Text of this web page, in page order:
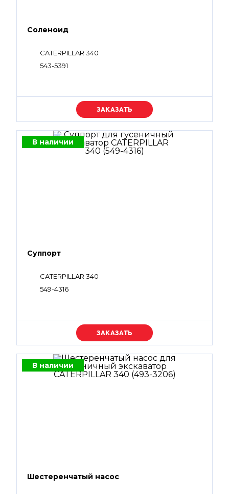
Соленоид
CATERPILLAR 340
543-5391
Уточняйте цену
В наличии
Суппорт
CATERPILLAR 340
549-4316
Уточняйте цену
В наличии
Шестеренчатый насос